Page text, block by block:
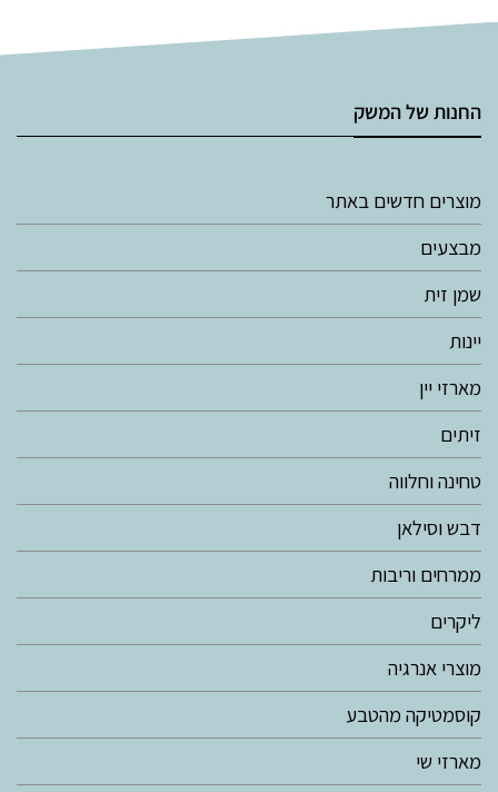
החנות של המשק
מוצרים חדשים באתר
מבצעים
שמן זית
יינות
מארזי יין
זיתים
טחינה וחלווה
דבש וסילאן
ממרחים וריבות
ליקרים
מוצרי אנרגיה
קוסמטיקה מהטבע
מארזי שי